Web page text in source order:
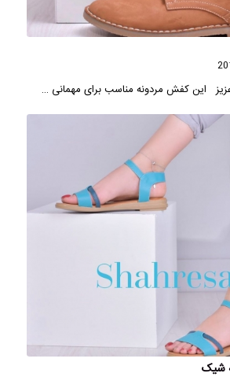
این کفش مردونه مناسب برای مهمانی …
شیک